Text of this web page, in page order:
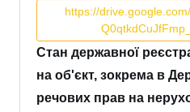
https://
Стан державної
на об'єкт, зокрема в
речових прав на